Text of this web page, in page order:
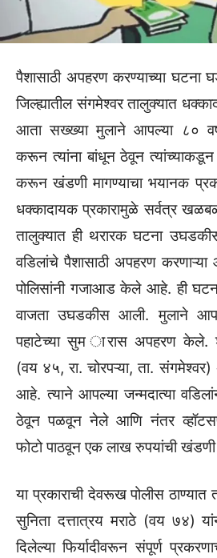
पैशासाठी अपहरण करण्याच्या घटना
जिल्ह्यातील संगमेश्वर तालुक्यात
आता सख्ख्या मुलाने आपल्या ८०
करून त्यांना बांधून ठेवून
करून खंडणी मागण्याचा भयानक
धक्कादायक प्रकारामुळे सर्वत्र
तालुक्यात ही थरारक घटना
वडिलांचे पैशासाठी अपहरण
पोलिसांनी गजाआड केले आहे. ही
वाजता उघडकीस आली. मुलाने
पहाटेच्या सुम ारास अपहरण केले.
(वय ४५, रा. चोरपऱ्या, ता.
आहे. त्याने आपल्या जन्मदात्या
ठेवून पळवून नेले आणि नंतर
फोटो पाठवून एक लाख रुपयांची खंडणी
या प्रकाराची देवरूख पोलीस ठाण्यात
सुनिता दत्तात्रय मराठे (वय ७४)
दिलेल्या फिर्यादीवरून संपूर्ण